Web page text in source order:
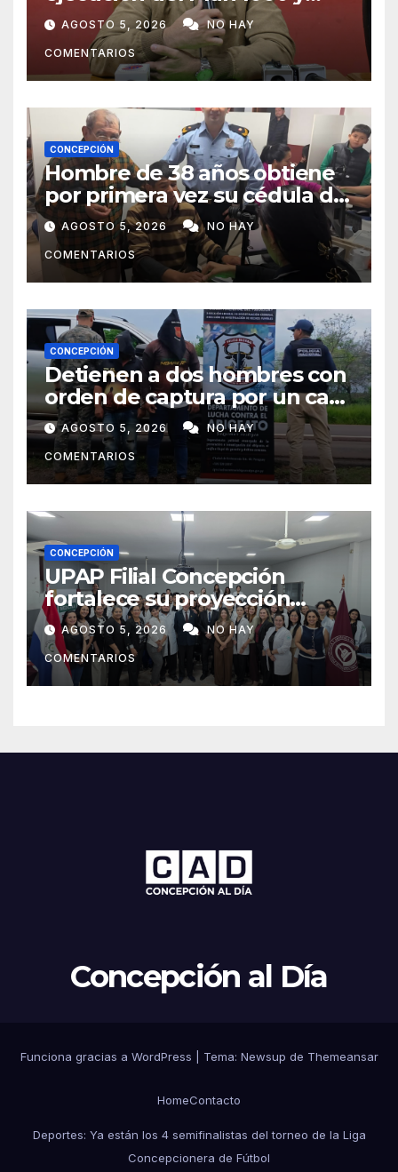
pide mayor participación del
municipio
AGOSTO 5, 2026 NO HAY
COMENTARIOS
CONCEPCIÓN
Hombre de 38 años obtiene
por primera vez su cédula de
identidad en Concepción
AGOSTO 5, 2026 NO HAY
COMENTARIOS
CONCEPCIÓN
Detienen a dos hombres con
orden de captura por un caso
de abigeato
AGOSTO 5, 2026 NO HAY
COMENTARIOS
CONCEPCIÓN
UPAP Filial Concepción
fortalece su proyección
internacional con la visita del
Prof. Dr. Antonio Castaño,
referente de la Universidad
de Sevilla
AGOSTO 5, 2026 NO HAY
COMENTARIOS
Concepción al Día
Funciona gracias a WordPress Tema: Newsup de Themeansar
HomeContacto
Deportes: Ya están los 4 semifinalistas del torneo de la Liga
Concepcionera de Fútbol